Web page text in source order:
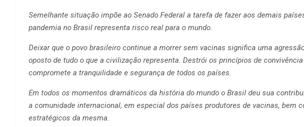
Semelhante situação impõe ao Senado Federal a tarefa de fazer aos demais
pandemia no Brasil representa risco real para o mundo.
Deixar que o povo brasileiro continue a morrer sem vacinas significa uma
oposto de tudo o que a civilização representa. Destrói os princípios de
compromete a tranquilidade e segurança de todos os países.
Em todos os momentos dramáticos da história do mundo o Brasil deu sua
a comunidade internacional, em especial dos países produtores de vacinas, bem
estratégicos da mesma.